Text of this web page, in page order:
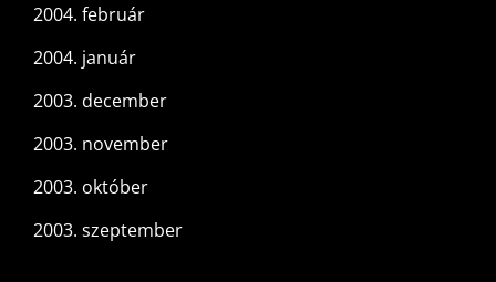
2004. február
2004. január
2003. december
2003. november
2003. október
2003. szeptember